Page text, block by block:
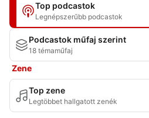
Top podcastok
Legnépszerűbb podcastok
Podcastok műfaj szerint
18 témaműfaj
Zene
Top zene
Legtöbbet hallgatott zenék